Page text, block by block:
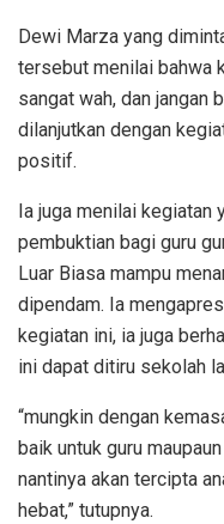
Dewi Marza yang
tersebut menilai bahwa
sangat wah, dan jangan
dilanjutkan dengan
positif.
Ia juga menilai kegiatan
pembuktian bagi guru
Luar Biasa mampu
dipendam. Ia
kegiatan ini, ia juga
ini dapat ditiru sekolah
“mungkin dengan
baik untuk guru
nantinya akan tercipta
hebat,” tutupnya.